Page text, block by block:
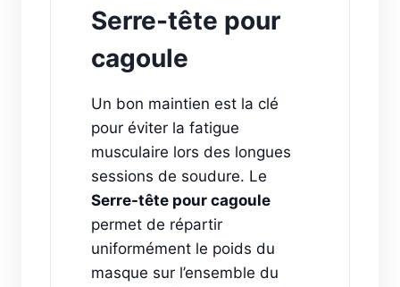
Serre-tête pour
cagoule
Un bon maintien est la clé
pour éviter la fatigue
musculaire lors des longues
sessions de soudure. Le
Serre-tête pour cagoule
permet de répartir
uniformément le poids du
masque sur l’ensemble du